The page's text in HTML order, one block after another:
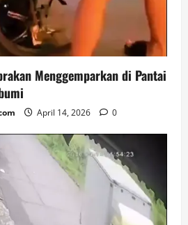
Menggemparkan di Pantai
April 14, 2026 0